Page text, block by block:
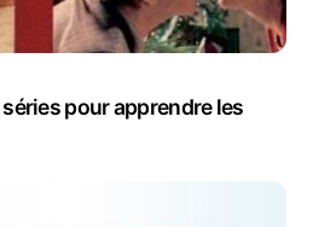
pour apprendre les